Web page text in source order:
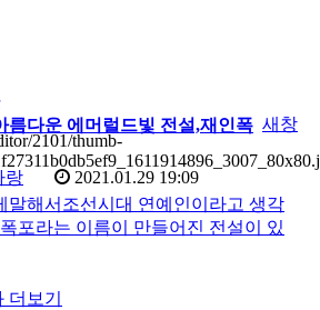
새창
름다운 에머럴드빛 전설,재인폭
랑
2021.01.29 19:09
말해서조선시대 연예인이라고 생각
포라는 이름이 만들어진 전설이 있
더보기